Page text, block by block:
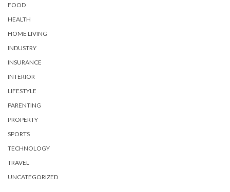
FOOD
HEALTH
HOME LIVING
INDUSTRY
INSURANCE
INTERIOR
LIFESTYLE
PARENTING
PROPERTY
SPORTS
TECHNOLOGY
TRAVEL
UNCATEGORIZED